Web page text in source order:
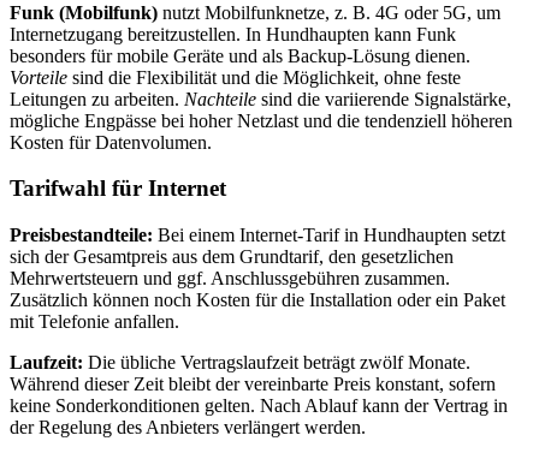
Funk (Mobilfunk) nutzt Mobilfunknetze, z. B. 4G oder 5G, um
Internetzugang bereitzustellen. In Hundhaupten kann Funk
besonders für mobile Geräte und als Backup-Lösung dienen.
Vorteile sind die Flexibilität und die Möglichkeit, ohne feste
Leitungen zu arbeiten. Nachteile sind die variierende Signalstärke,
mögliche Engpässe bei hoher Netzlast und die tendenziell höheren
Kosten für Datenvolumen.
Tarifwahl für Internet
Preisbestandteile: Bei einem Internet-Tarif in Hundhaupten setzt
sich der Gesamtpreis aus dem Grundtarif, den gesetzlichen
Mehrwertsteuern und ggf. Anschlussgebühren zusammen.
Zusätzlich können noch Kosten für die Installation oder ein Paket
mit Telefonie anfallen.
Laufzeit: Die übliche Vertragslaufzeit beträgt zwölf Monate.
Während dieser Zeit bleibt der vereinbarte Preis konstant, sofern
keine Sonderkonditionen gelten. Nach Ablauf kann der Vertrag in
der Regelung des Anbieters verlängert werden.